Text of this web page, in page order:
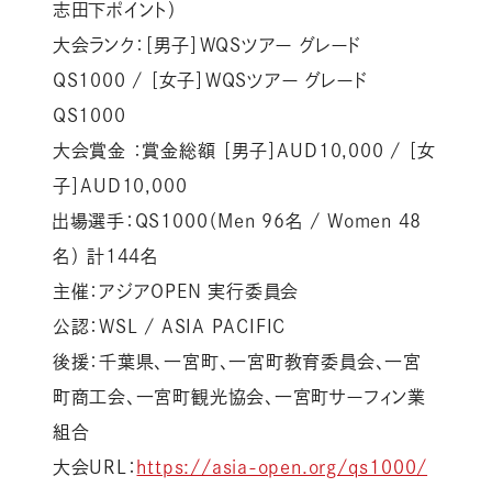
志田下ポイント）
大会ランク：［男子］WQSツアー グレード
QS1000 / ［女子］WQSツアー グレード
QS1000
大会賞金 ：賞金総額 ［男子］AUD10,000 / ［女
子］AUD10,000
出場選手：QS1000（Men 96名 / Women 48
名） 計144名
主催：アジアOPEN 実行委員会
公認：WSL / ASIA PACIFIC
後援：千葉県、一宮町、一宮町教育委員会、一宮
町商工会、一宮町観光協会、一宮町サーフィン業
組合
大会URL： https://asia-open.org/qs1000/